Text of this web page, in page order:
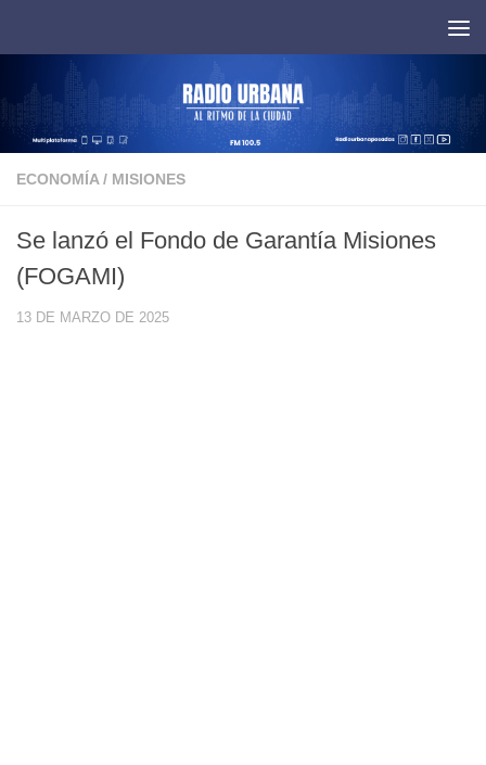
ECONOMÍA / MISIONES
Se lanzó el Fondo de Garantía Misiones
(FOGAMI)
13 DE MARZO DE 2025